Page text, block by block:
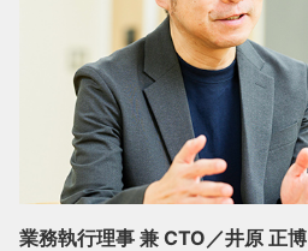
業務執行理事 兼 CTO／井原 正博